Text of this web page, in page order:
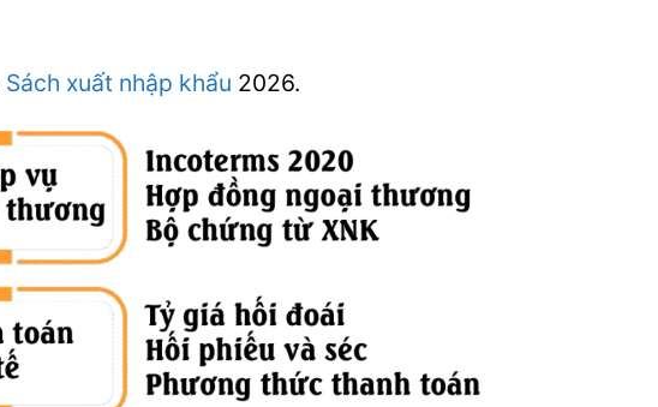
Sách xuất nhập khẩu 2026.